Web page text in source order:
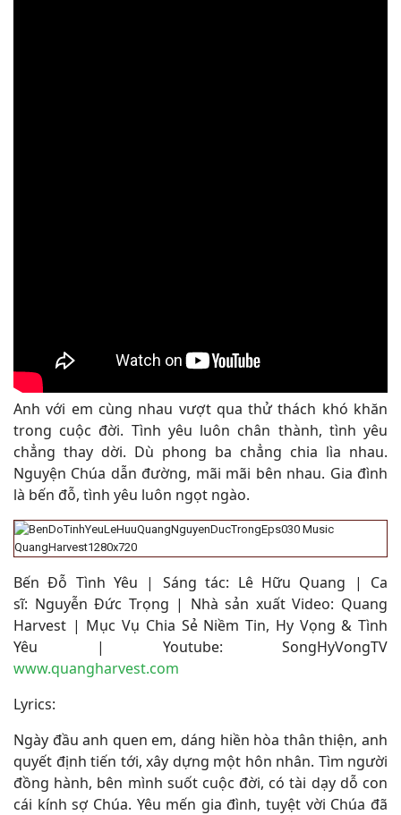
Anh với em cùng nhau vượt qua thử thách khó khăn
trong cuộc đời. Tình yêu luôn chân thành, tình yêu
chẳng thay dời. Dù phong ba chẳng chia lìa nhau.
Nguyện Chúa dẫn đường, mãi mãi bên nhau. Gia đình
là bến đỗ, tình yêu luôn ngọt ngào.
Bến Đỗ Tình Yêu | Sáng tác: Lê Hữu Quang | Ca
sĩ: Nguyễn Đức Trọng | Nhà sản xuất Video: Quang
Harvest | Mục Vụ Chia Sẻ Niềm Tin, Hy Vọng & Tình
Yêu | Youtube: SongHyVongTV
www.quangharvest.com
Lyrics:
Ngày đầu anh quen em, dáng hiền hòa thân thiện, anh
quyết định tiến tới, xây dựng một hôn nhân. Tìm người
đồng hành, bên mình suốt cuộc đời, có tài dạy dỗ con
cái kính sợ Chúa. Yêu mến gia đình, tuyệt vời Chúa đã